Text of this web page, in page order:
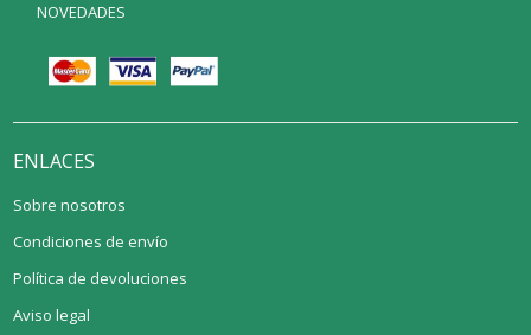
NOVEDADES
ENLACES
Sobre nosotros
Condiciones de envío
Política de devoluciones
Aviso legal